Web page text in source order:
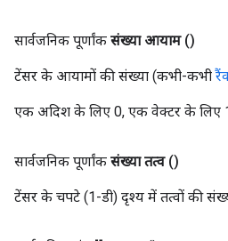
सार्वजनिक पूर्णांक संख्या आयाम ()
टेंसर के आयामों की संख्या (कभी-कभी
एक अदिश के लिए 0, एक वेक्टर के लिए
सार्वजनिक पूर्णांक संख्या तत्व ()
टेंसर के चपटे (1-डी) दृश्य में तत्वों की